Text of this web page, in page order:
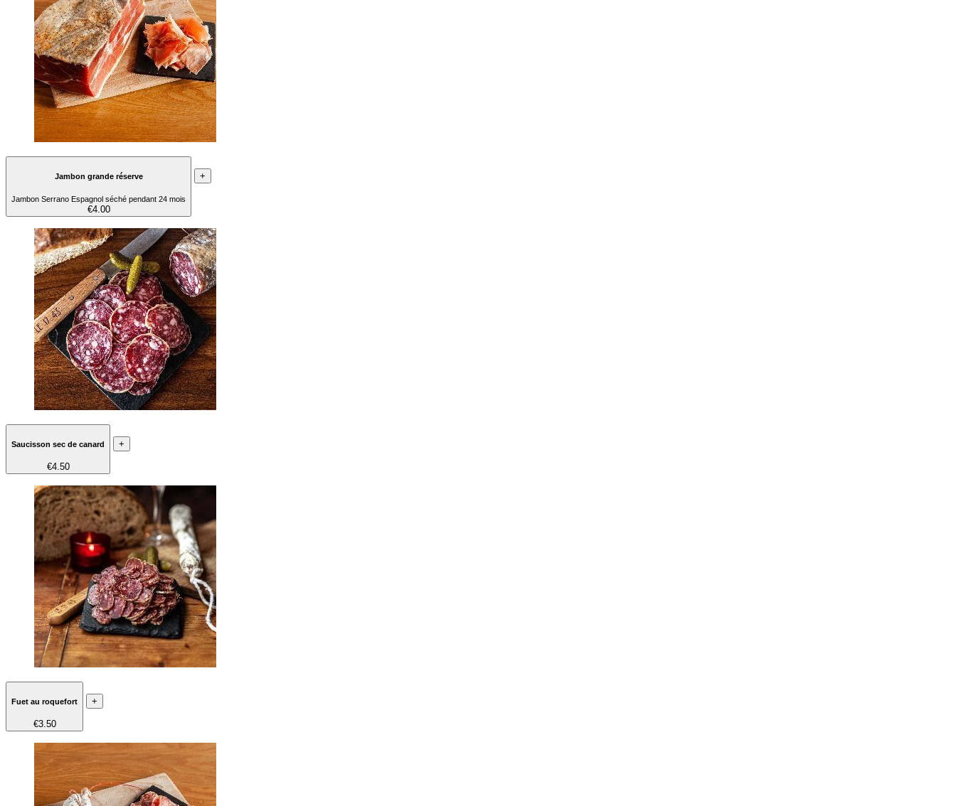
Jambon grande réserve
Jambon Serrano Espagnol séché pendant 24 mois
€4.00
+
Saucisson sec de canard
€4.50
+
Fuet au roquefort
€3.50
+